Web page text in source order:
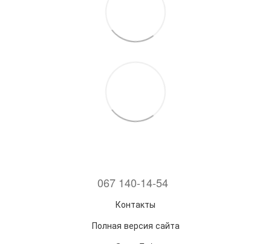
067 140-14-54
Контакты
Полная версия сайта